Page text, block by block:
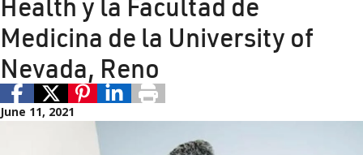
Medicina de la University of
Nevada, Reno
June 11, 2021